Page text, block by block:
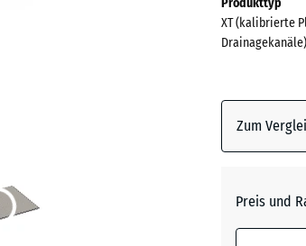
Farben?
Farbpalette
Granit
Atlantik
Produkttyp
XT (kalibrierte
Drainagekanäle)
Zum
Preis und